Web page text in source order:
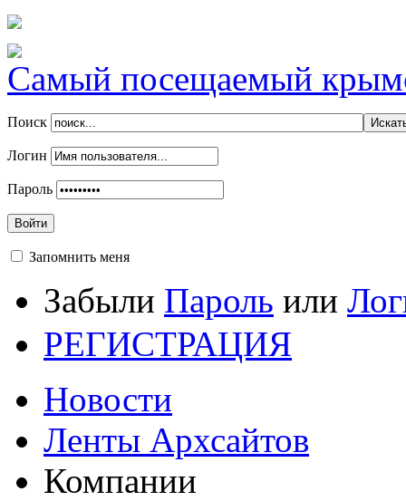
Самый посещаемый
Поиск
Логин
Пароль
Войти
Запомнить меня
Забыли Пароль или
РЕГИСТРАЦИЯ
Новости
Ленты Архсайтов
Компании